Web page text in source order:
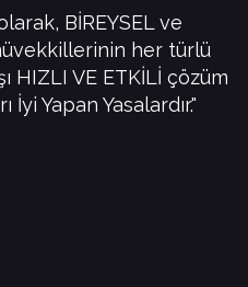
BİREYSEL ve
her türlü
HIZLI VE ETKİLİ çözüm
İyi Yapan Yasalardır."